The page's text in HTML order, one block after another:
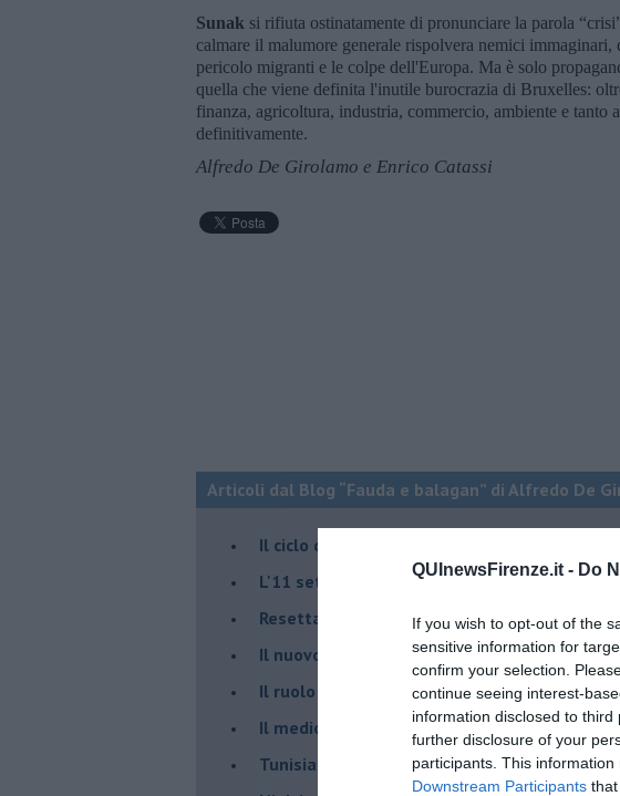
QUInewsFirenze.it - Do
If you wish to opt-out of the
sensitive information for
confirm your selection.
continue seeing interest-
information disclosed to
further disclosure of your
participants. This
Downstream Participants
Sunak si rifiuta ostinatamente di pronunciare la parola
calmare il malumore generale rispolvera nemici
pericolo migranti e le colpe dell'Europa. Ma è solo
quella che viene definita l'inutile burocrazia di Bruxelles:
finanza, agricoltura, industria, commercio, ambiente e tanto
definitivamente.
Alfredo De Girolamo e Enrico Catassi
Articoli dal Blog “Fauda e balagan” di Alfredo De
Il ciclo della violenza in Medioriente
L'11 settembre di Israele è iniziato il 7
Resettare l’era di Netanyahu
​Il nuovo corso dell’era di Erdogan
Il ruolo delle diplomazie nei conflitti
Il medioriente di Silvio
Tunisia rischiosa e strategica per l'Italia